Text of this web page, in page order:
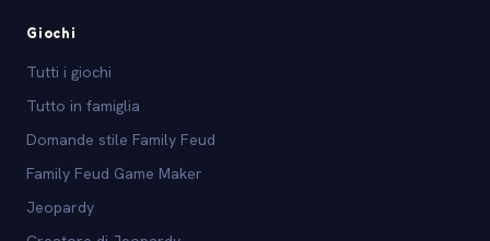
Giochi
Tutti i giochi
Tutto in famiglia
Domande stile Family Feud
Family Feud Game Maker
Jeopardy